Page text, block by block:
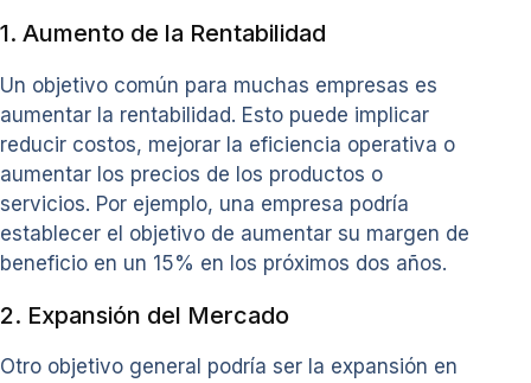
1. Aumento de la Rentabilidad
Un objetivo común para muchas empresas es
aumentar la rentabilidad. Esto puede implicar
reducir costos, mejorar la eficiencia operativa o
aumentar los precios de los productos o
servicios. Por ejemplo, una empresa podría
establecer el objetivo de aumentar su margen de
beneficio en un 15% en los próximos dos años.
2. Expansión del Mercado
Otro objetivo general podría ser la expansión en